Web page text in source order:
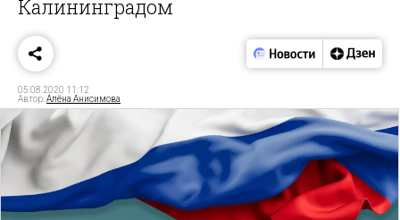
Калининградом
05.08.2020 11:12
Автор:Алёна Анисимова